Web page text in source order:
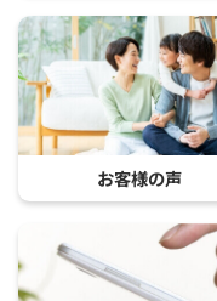
お客様の声